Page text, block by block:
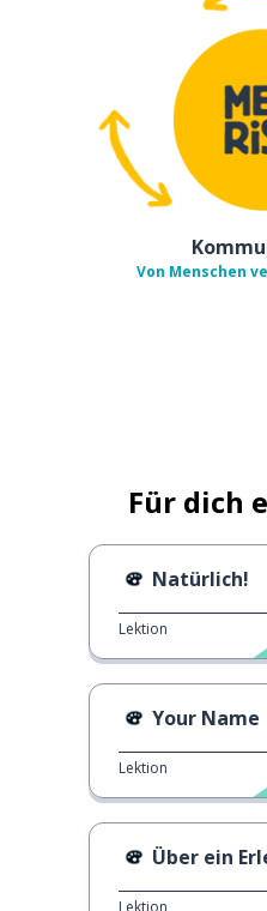
Von Menschen
Für dich
Natürlich!
Lektion
Your Name
Lektion
Über ein
Lektion